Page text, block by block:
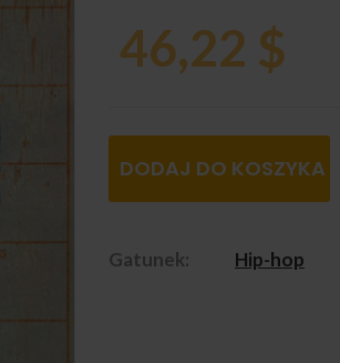
46,22 $
DODAJ DO KOSZYKA
Gatunek: Hip-hop